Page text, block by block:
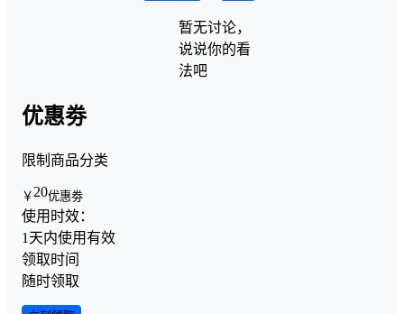
暂无讨论，
说说你的看
法吧
优惠劵
限制商品分类
￥ 20优惠劵
使用时效：
1天内使用有效
领取时间
随时领取